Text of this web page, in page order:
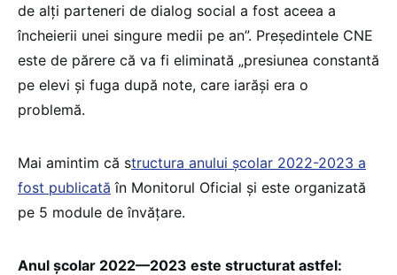
de alți parteneri de dialog social a fost aceea a
încheierii unei singure medii pe an”. Președintele CNE
este de părere că va fi eliminată „presiunea constantă
pe elevi și fuga după note, care iarăși era o
problemă.
Mai amintim că structura anului școlar 2022-2023 a
fost publicată în Monitorul Oficial și este organizată
pe 5 module de învățare.
Anul școlar 2022—2023 este structurat astfel: